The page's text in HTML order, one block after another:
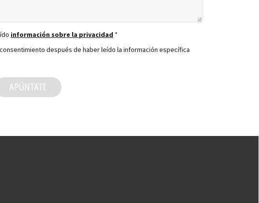
información sobre la privacidad *
después de haber leído la información específica
APÚNTATE